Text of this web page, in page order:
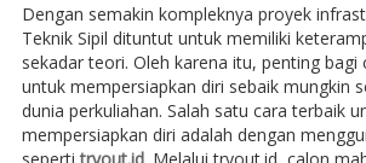
Dengan semakin kompleknya proyek
Teknik Sipil dituntut untuk memiliki
sekadar teori. Oleh karena itu, penting bagi
untuk mempersiapkan diri sebaik mungkin
dunia perkuliahan. Salah satu cara terbaik
mempersiapkan diri adalah dengan
sepertitryout.id. Melalui tryout.id, calon